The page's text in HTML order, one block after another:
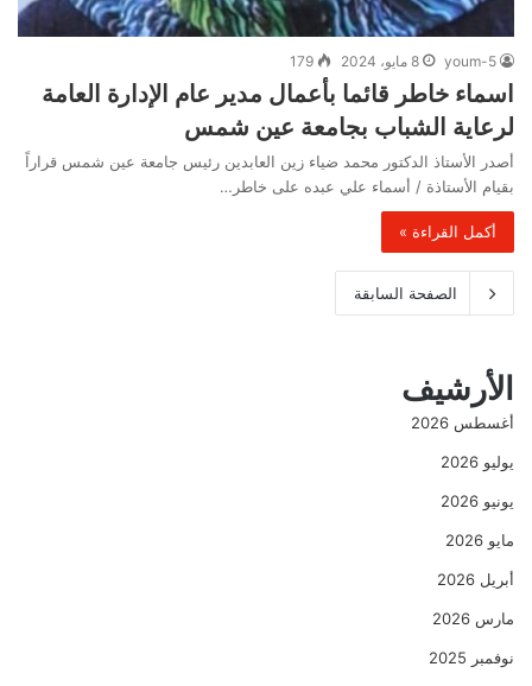
youm-5 8 مايو، 2024 179
اسماء خاطر قائما بأعمال مدير عام الإدارة العامة
لرعاية الشباب بجامعة عين شمس
أصدر الأستاذ الدكتور محمد ضياء زين العابدين رئيس جامعة عين شمس قراراً
بقيام الأستاذة / أسماء علي عبده على خاطر…
أكمل القراءة »
الصفحة السابقة
الأرشيف
أغسطس 2026
يوليو 2026
يونيو 2026
مايو 2026
أبريل 2026
مارس 2026
نوفمبر 2025